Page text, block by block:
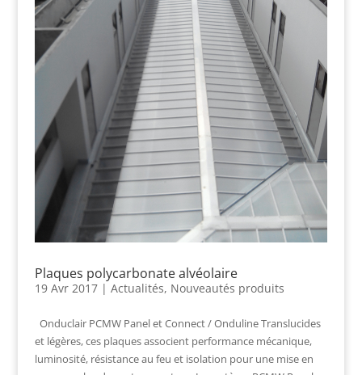
Plaques polycarbonate alvéolaire
19 Avr 2017| Actualités, Nouveautés produits
Onduclair PCMW Panel et Connect / Onduline Translucides
et légères, ces plaques associent performance mécanique,
luminosité, résistance au feu et isolation pour une mise en